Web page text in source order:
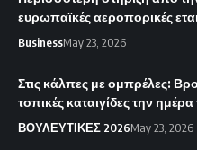
ευρωπαϊκές αεροπορικές
BusinessMay 23, 2026
Στις κάλπες με ομπρέλες:
τοπικές καταιγίδες την
ΒΟΥΛΕΥΤΙΚΕΣ 2026May 23, 2026